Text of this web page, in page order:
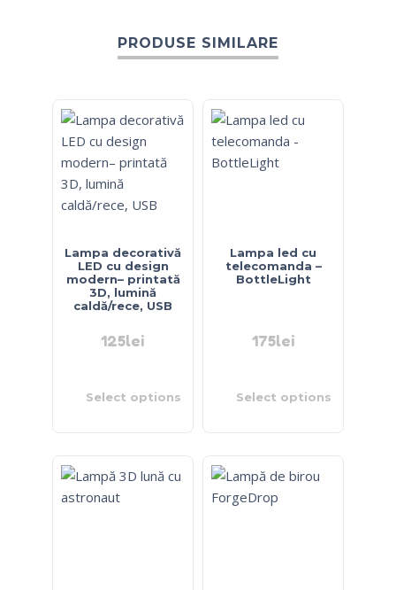
PRODUSE SIMILARE
Lampa decorativă
LED cu design
modern– printată
3D, lumină
caldă/rece, USB
125lei
Select options
Lampa led cu
telecomanda –
BottleLight
175lei
Select options